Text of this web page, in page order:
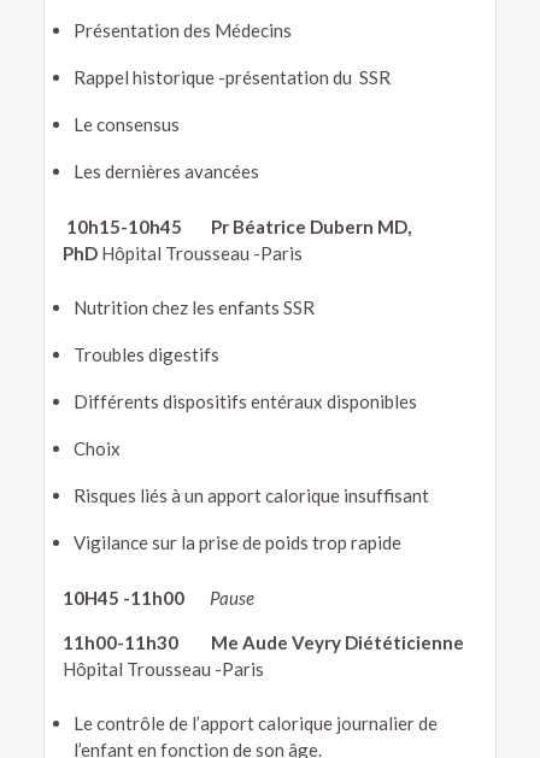
Présentation des Médecins
Rappel historique -présentation du SSR
Le consensus
Les dernières avancées
10h15-10h45 Pr Béatrice Dubern MD,
PhDHôpital Trousseau -Paris
Nutrition chez les enfants SSR
Troubles digestifs
Différents dispositifs entéraux disponibles
Choix
Risques liés à un apport calorique insuffisant
Vigilance sur la prise de poids trop rapide
10H45 -11h00 Pause
11h00-11h30
Me Aude Veyry Diététicienne
Hôpital Trousseau -Paris
Le contrôle de l’apport calorique journalier de
l’enfant en fonction de son âge.